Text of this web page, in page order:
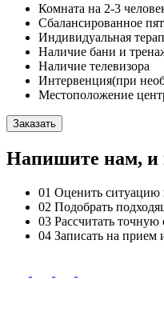
Комната на 2-3
Сбалансированное
Индивидуальная
Наличие бани и
Наличие телевизора
Интервенция(при
Местоположение
Заказать
Напишите нам,
01 Оценить
02 Подобрать
03 Рассчитать точную
04 Записать на прием